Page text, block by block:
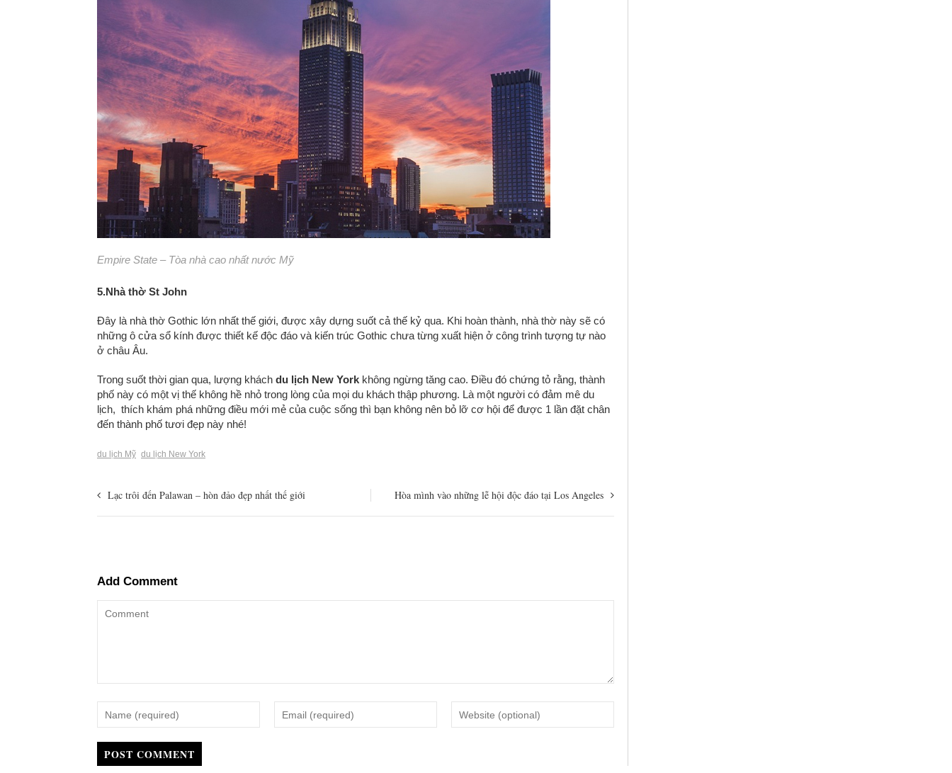
Empire State – Tòa nhà cao nhất nước Mỹ
5.Nhà thờ St John
Đây là nhà thờ Gothic lớn nhất thế giới, được xây dựng suốt cả thế kỷ qua. Khi hoàn thành, nhà thờ này sẽ có
những ô cửa sổ kính được thiết kế độc đáo và kiến trúc Gothic chưa từng xuất hiện ở công trình tượng tự nào
ở châu Âu.
Trong suốt thời gian qua, lượng khách du lịch New York không ngừng tăng cao. Điều đó chứng tỏ rằng, thành
phố này có một vị thế không hề nhỏ trong lòng của mọi du khách thập phương. Là một người có đảm mê du
lịch, thích khám phá những điều mới mẻ của cuộc sống thì bạn không nên bỏ lỡ cơ hội để được 1 lần đặt chân
đến thành phố tươi đẹp này nhé!
du lịch Mỹ du lịch New York
Lạc trôi đến Palawan – hòn đảo đẹp nhất thế giới Hòa mình vào những lễ hội độc đáo tại Los Angeles
Add Comment
POST COMMENT